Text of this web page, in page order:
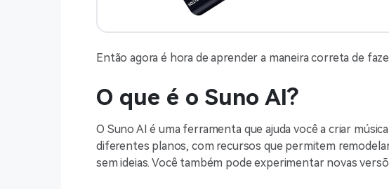
Então agora é hora de aprender a maneira correta de
O que é o Suno AI?
O Suno AI é uma ferramenta que ajuda você a criar
diferentes planos, com recursos que permitem
sem ideias. Você também pode experimentar novas